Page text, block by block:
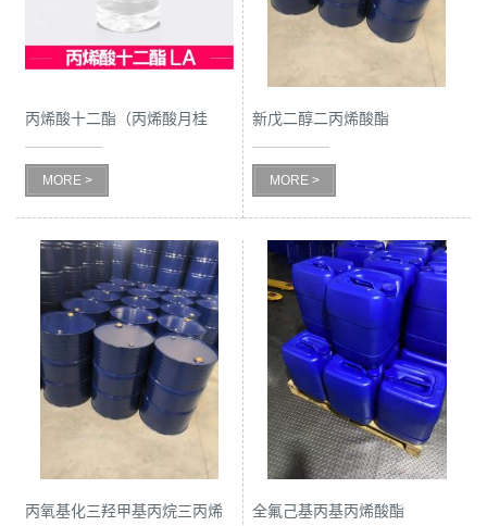
丙烯酸十二酯（丙烯酸月桂
酯）LA
MORE >
新戊二醇二丙烯酸酯
MORE >
丙氧基化三羟甲基丙烷三丙烯
全氟己基丙基丙烯酸酯